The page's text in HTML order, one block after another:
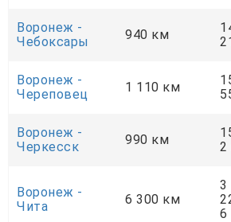
Воронеж -
Чебоксары
940 км
Воронеж -
Череповец
1 110 км
Воронеж -
Черкесск
990 км
2
Воронеж -
Чита
6 300 км
3
6